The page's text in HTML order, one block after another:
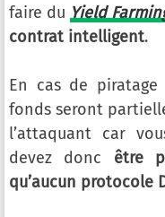
faire du Yield
contrat intelligent.
En cas de piratage
fonds seront
l’attaquant car
devez donc être
qu’aucun protocole